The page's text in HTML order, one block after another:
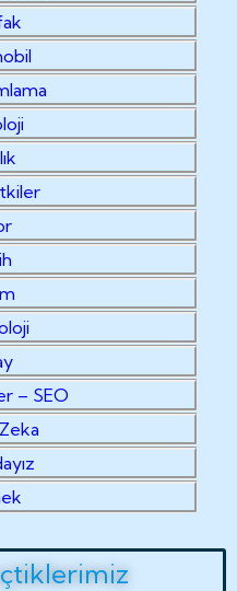
– SEO